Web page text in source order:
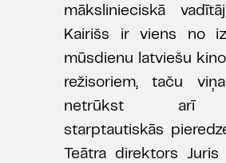
mākslinieciskā
Kairišs ir viens no
mūsdienu latviešu
režisoriem, taču
netrūkst arī
starptautiskās
Teātra direktors